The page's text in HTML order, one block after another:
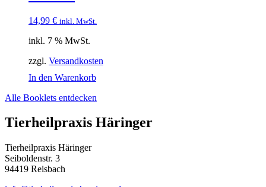
14,99 € inkl. MwSt.
inkl. 7 % MwSt.
zzgl. Versandkosten
In den Warenkorb
Alle Booklets entdecken
Tierheilpraxis Häringer
Tierheilpraxis Häringer
Seiboldenstr. 3
94419 Reisbach